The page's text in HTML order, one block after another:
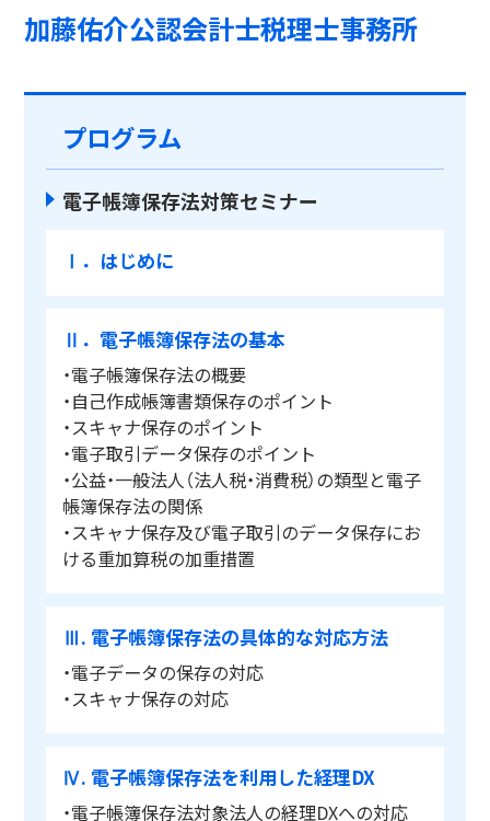
加藤佑介公認会計士税理士事務所
プログラム
電子帳簿保存法対策セミナー
Ⅰ．はじめに
Ⅱ．電子帳簿保存法の基本
・電子帳簿保存法の概要
・自己作成帳簿書類保存のポイント
・スキャナ保存のポイント
・電子取引データ保存のポイント
・公益・一般法人（法人税・消費税）の類型と電子
帳簿保存法の関係
・スキャナ保存及び電子取引のデータ保存にお
ける重加算税の加重措置
Ⅲ. 電子帳簿保存法の具体的な対応方法
・電子データの保存の対応
・スキャナ保存の対応
Ⅳ. 電子帳簿保存法を利用した経理DX
・電子帳簿保存法対象法人の経理DXへの対応